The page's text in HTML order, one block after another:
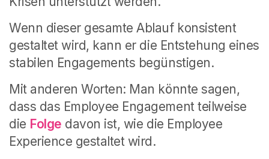
Wenn dieser gesamte Ablauf konsistent
gestaltet wird, kann er die Entstehung eines
stabilen Engagements begünstigen.
Mit anderen Worten: Man könnte sagen,
dass das Employee Engagement teilweise
die Folge davon ist, wie die Employee
Experience gestaltet wird.